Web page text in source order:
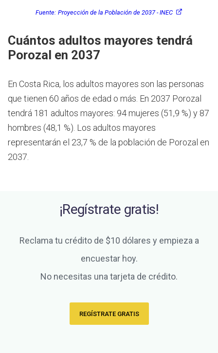
Fuente: Proyección de la Población de 2037 - INEC
Cuántos adultos mayores tendrá
Porozal en 2037
En Costa Rica, los adultos mayores son las personas
que tienen 60 años de edad o más. En 2037 Porozal
tendrá 181 adultos mayores: 94 mujeres (51,9 %) y 87
hombres (48,1 %). Los adultos mayores
representarán el 23,7 % de la población de Porozal en
2037.
¡Regístrate gratis!
Reclama tu crédito de $10 dólares y empieza a
encuestar hoy.
No necesitas una tarjeta de crédito.
REGÍSTRATE GRATIS